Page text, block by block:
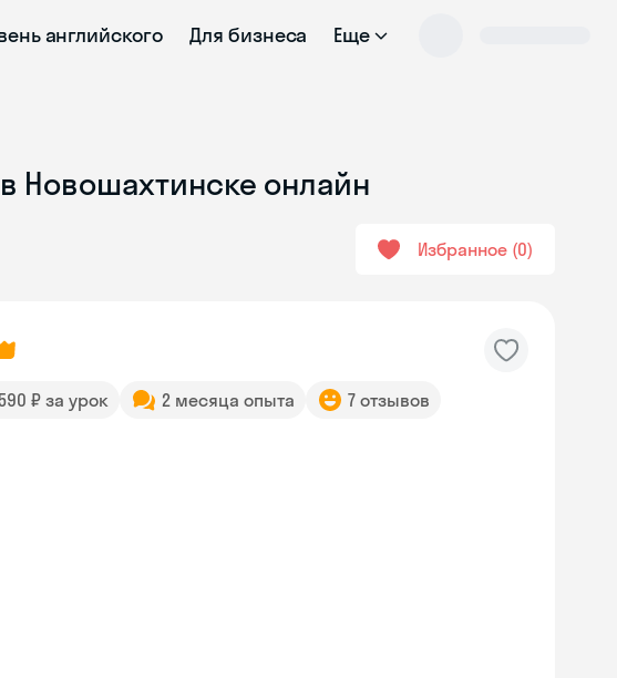
английского Для бизнеса Еще
Новошахтинске онлайн
Избранное 0
₽ за урок 2 месяца опыта 7 отзывов